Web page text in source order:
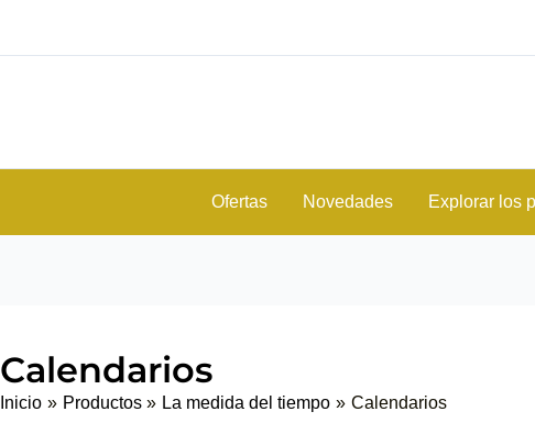
Ofertas Novedades Explorar los
Calendarios
Inicio Productos La medida del tiempo Calendarios